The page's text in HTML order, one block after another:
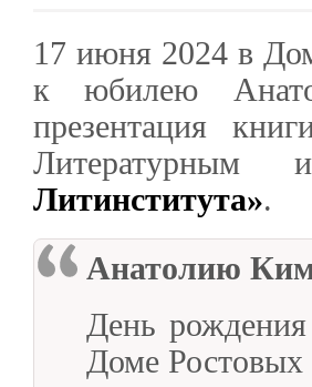
17 июня 2024 в
к юбилею
презентация
Литинститута».
Анатолию
День рождения
Доме Ростовых